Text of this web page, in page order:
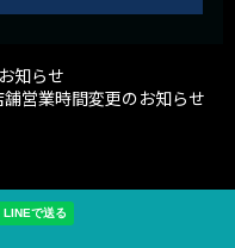
知らせ
営業時間変更のお知らせ